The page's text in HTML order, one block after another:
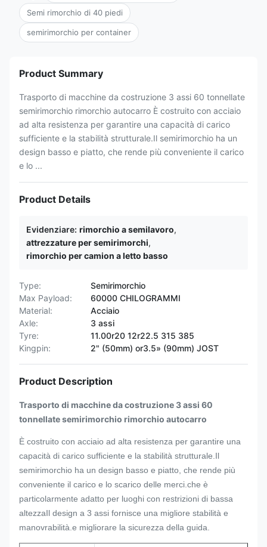
Semi rimorchio di 40 piedi
semirimorchio per container
Product Summary
Trasporto di macchine da costruzione 3 assi 60 tonnellate
semirimorchio rimorchio autocarro È costruito con acciaio
ad alta resistenza per garantire una capacità di carico
sufficiente e la stabilità strutturale.Il semirimorchio ha un
design basso e piatto, che rende più conveniente il carico
e lo ...
Product Details
Evidenziare: rimorchio a semilavoro,
attrezzature per semirimorchi,
rimorchio per camion a letto basso
Type:
Semirimorchio
Max Payload:
60000 CHILOGRAMMI
Material:
Acciaio
Axle:
3 assi
Tyre:
11.00r20 12r22.5 315 385
Kingpin:
2" (50mm) or3.5» (90mm) JOST
Product Description
Trasporto di macchine da costruzione 3 assi 60
tonnellate semirimorchio rimorchio autocarro
È costruito con acciaio ad alta resistenza per garantire una
capacità di carico sufficiente e la stabilità strutturale.Il
semirimorchio ha un design basso e piatto, che rende più
conveniente il carico e lo scarico delle merci.che è
particolarmente adatto per luoghi con restrizioni di bassa
altezzaIl design a 3 assi fornisce una migliore stabilità e
manovrabilità.e migliorare la sicurezza della guida.